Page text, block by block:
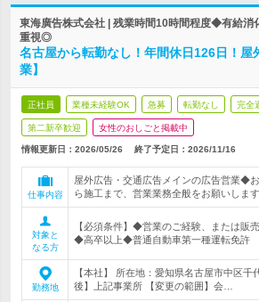
東海廣告株式会社 | 残業時間10時間程度◆有給消
重視◎
名古屋から転勤なし！年間休日126日！屋
業】
正社員 業種未経験OK 急募 転勤なし 完全
第二新卒歓迎 女性のおしごと掲載中
情報更新日：2026/05/26 終了予定日： 2026/11/16
仕事内容
屋外広告・交通広告メインの広告営業◆
ら施工まで、営業業務全般をお願いします
対象と
なる方
【必須条件】◆営業のご経験、または販
◆高卒以上◆普通自動車第一種運転免許
勤務地
【本社】 所在地：愛知県名古屋市中区千
後】上記事業所 【変更の範囲】会…